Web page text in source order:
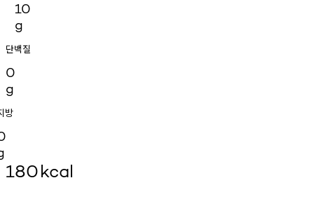
10
g
단백질
0
g
방
180kcal